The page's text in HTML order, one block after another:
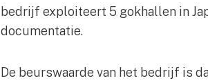
bedrijf exploiteert 5 gokhallen in
documentatie.
De beurswaarde van het bedrijf is